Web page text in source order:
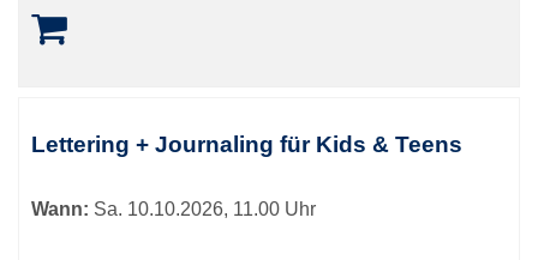
Lettering + Journaling für Kids & Teens
Wann: Sa. 10.10.2026, 11.00 Uhr